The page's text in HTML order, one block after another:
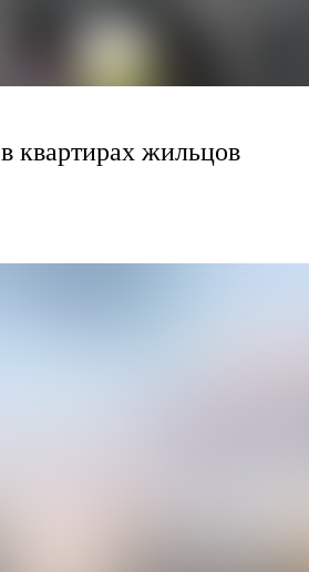
в квартирах жильцов